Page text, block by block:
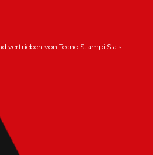
vertrieben von Tecno Stampi S.a.s.